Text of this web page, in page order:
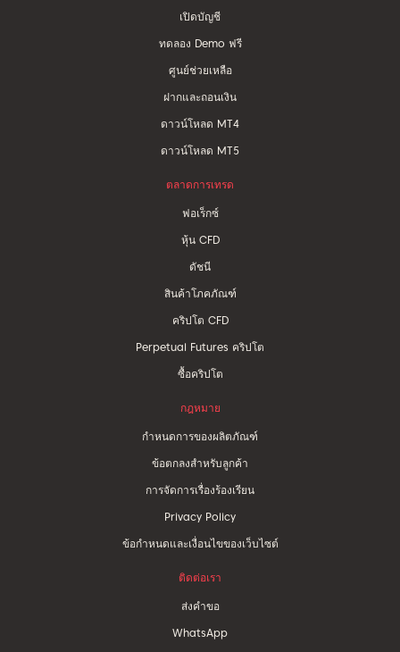
เปิดบัญชี
ทดลอง Demo ฟรี
ศูนย์ช่วยเหลือ
ฝากและถอนเงิน
ดาวน์โหลด MT4
ดาวน์โหลด MT5
ตลาดการเทรด
ฟอเร็กซ์
หุ้น CFD
ดัชนี
สินค้าโภคภัณฑ์
คริปโต CFD
Perpetual Futures คริปโต
ซื้อคริปโต
กฎหมาย
กำหนดการของผลิตภัณฑ์
ข้อตกลงสำหรับลูกค้า
การจัดการเรื่องร้องเรียน
Privacy Policy
ข้อกำหนดและเงื่อนไขของเว็บไซต์
ติดต่อเรา
ส่งคำขอ
WhatsApp